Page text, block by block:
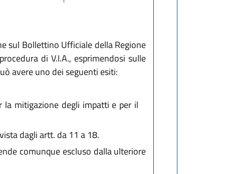
sul Bollettino Ufficiale della Regione
di V.I.A., esprimendosi sulle
avere uno dei seguenti esiti:
la mitigazione degli impatti e per il
dagli artt. da 11 a 18.
comunque escluso dalla ulteriore